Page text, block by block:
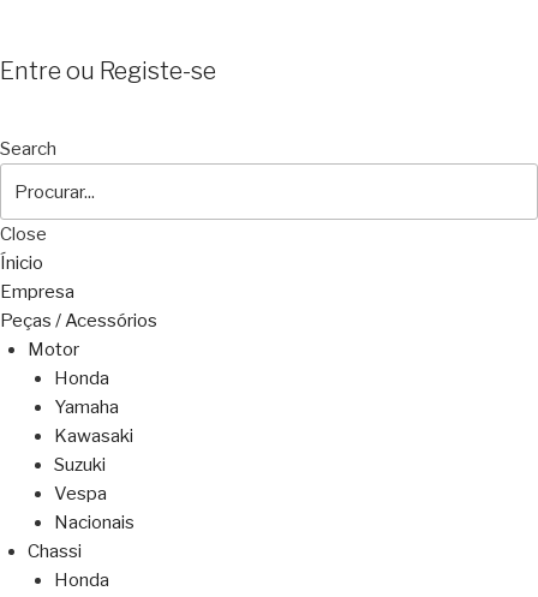
Entre ou Registe-se
Search
Close
Ínicio
Empresa
Peças / Acessórios
Motor
Honda
Yamaha
Kawasaki
Suzuki
Vespa
Nacionais
Chassi
Honda